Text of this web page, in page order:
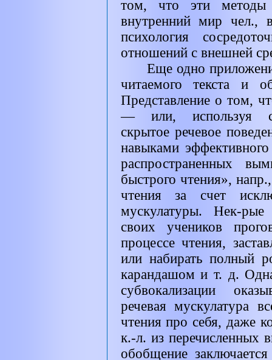
том, что эти методы
внутренний мир чел.,
психология
отношений с внешней
Еще одно
читаемого текста и
Представление о том,
— или, используя
скрытое речевое
навыками
распространенных
быстрого чтения»,
чтения за счет
мускулатуры. Нек-рые
своих учеников
процессе чтения,
или набирать полный
карандашом и т. д.
субвокализации
речевая мускулатура
чтения про себя, даже
к.-л. из перечисленных
обобщение